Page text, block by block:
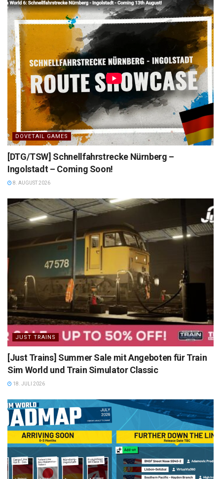
DOVETAIL GAMES
[DTG/TSW] Schnellfahrstrecke Nürnberg –
Ingolstadt – Coming Soon!
8. AUGUST 2026
JUST TRAINS
[Just Trains] Summer Sale mit Angeboten für Train
Sim World und Train Simulator Classic
18. JULI 2026